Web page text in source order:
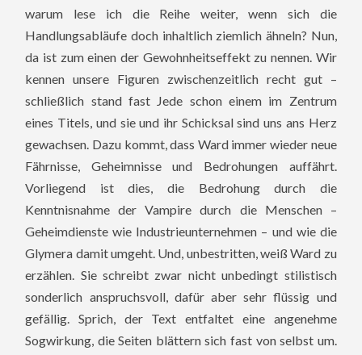
warum lese ich die Reihe weiter, wenn sich die
Handlungsabläufe doch inhaltlich ziemlich ähneln? Nun,
da ist zum einen der Gewohnheitseffekt zu nennen. Wir
kennen unsere Figuren zwischenzeitlich recht gut –
schließlich stand fast Jede schon einem im Zentrum
eines Titels, und sie und ihr Schicksal sind uns ans Herz
gewachsen. Dazu kommt, dass Ward immer wieder neue
Fährnisse, Geheimnisse und Bedrohungen auffährt.
Vorliegend ist dies, die Bedrohung durch die
Kenntnisnahme der Vampire durch die Menschen –
Geheimdienste wie Industrieunternehmen – und wie die
Glymera damit umgeht. Und, unbestritten, weiß Ward zu
erzählen. Sie schreibt zwar nicht unbedingt stilistisch
sonderlich anspruchsvoll, dafür aber sehr flüssig und
gefällig. Sprich, der Text entfaltet eine angenehme
Sogwirkung, die Seiten blättern sich fast von selbst um.